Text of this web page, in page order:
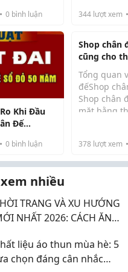
tron...
0 bình luận
mô lớn​
Các khu đô
Vinhomes
thường
theo mô
khép kín,
344 lượt xem
Khi Đầu
Đế
0 bình luận
Shop chân
cũng cho
(thực tế
Tổng quan
đếShop
Shop chân
mặt bằng
được quy
phục vụ
cầu tiêu
378 lượt xem
nhiều
TRANG VÀ XU HƯỚNG
NHẤT 2026: CÁCH ĂN
CÁCH CÁ NHÂN
2026
liệu áo thun mùa hè: 5
chọn đáng cân nhắc